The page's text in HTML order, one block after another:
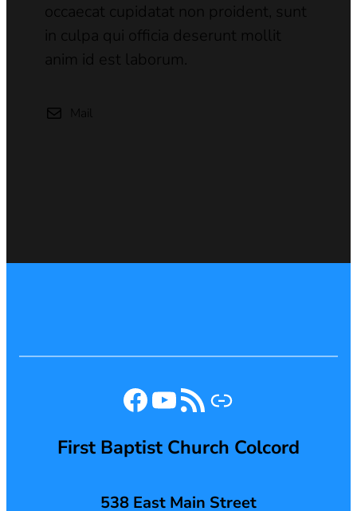
occaecat cupidatat non proident, sunt
in culpa qui officia deserunt mollit
anim id est laborum.
Mail
Facebook
YouTube
RSS Feed
Link
First Baptist Church Colcord
538 East Main Street